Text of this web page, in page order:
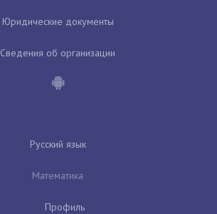
Юридические документы
Сведения об организации
Русский язык
Математика
Профиль